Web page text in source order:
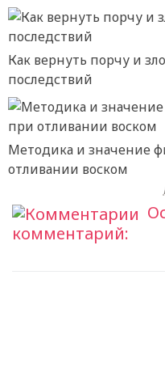
Как вернуть порчу и
последствий
Методика и значение
отливании воском
комментарий: